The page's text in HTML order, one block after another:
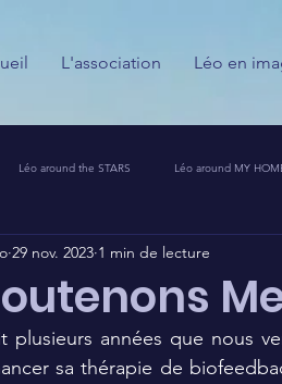
L'association Léo en
Léo around the STARS Léo around MY
PRESSE CALENDRIER DES GUERRIERS DU
CHALLENGE 🦁🚀
29 nov. 2023 1 min de lecture
plusieurs années que nous
sa thérapie de